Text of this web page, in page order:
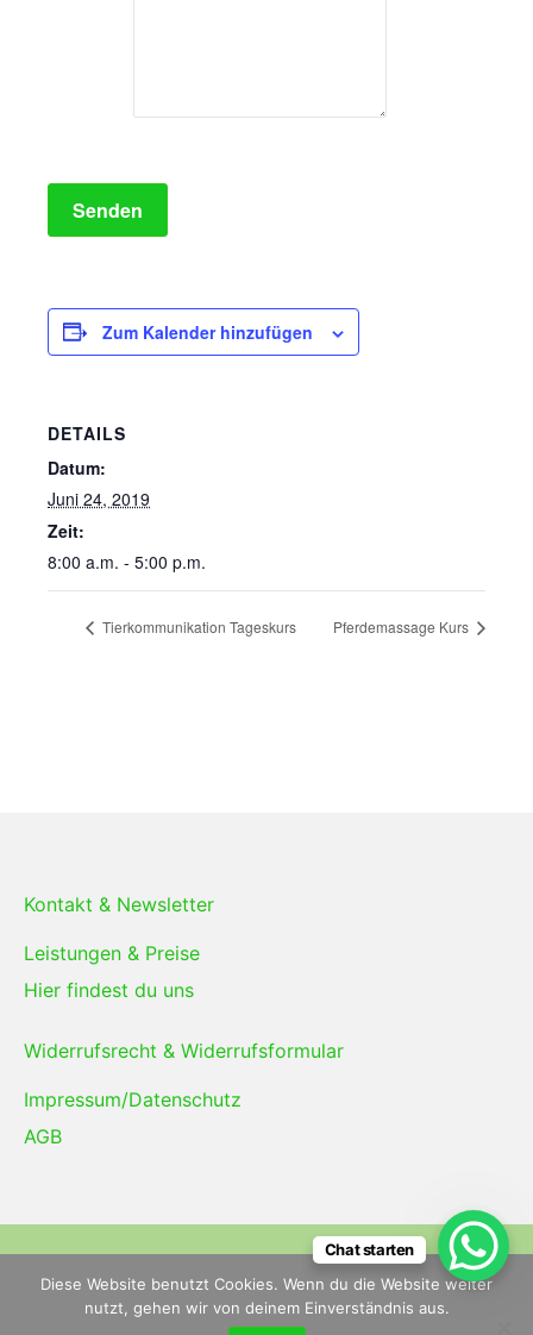
Senden
Zum Kalender hinzufügen
DETAILS
Datum:
Juni 24, 2019
Zeit:
8:00 a.m. - 5:00 p.m.
Tierkommunikation Tageskurs Pferdemassage Kurs
Kontakt & Newsletter
Leistungen & Preise
Hier findest du uns
Widerrufsrecht & Widerrufsformular
Impressum/Datenschutz
AGB
Energieheilschmiede— powered
bySuki
Chat starten
Diese Website benutzt Cookies. Wenn du die Website weiter
nutzt, gehen wir von deinem Einverständnis aus.